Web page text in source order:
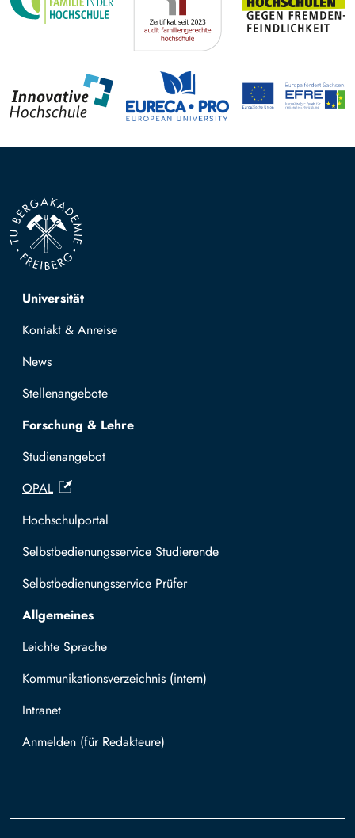
Top navigation
Universität
Kontakt & Anreise
News
Stellenangebote
Forschung & Lehre
Studienangebot
OPAL
Hochschulportal
Selbstbedienungsservice Studierende
Selbstbedienungsservice Prüfer
Allgemeines
Leichte Sprache
Kommunikationsverzeichnis (intern)
Intranet
Mit TUBAF Login anmelden